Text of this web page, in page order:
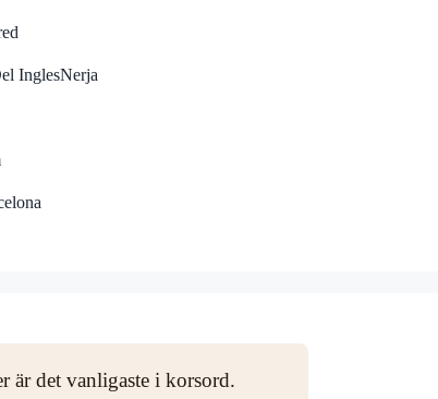
InglesNerja
är det vanligaste i korsord.